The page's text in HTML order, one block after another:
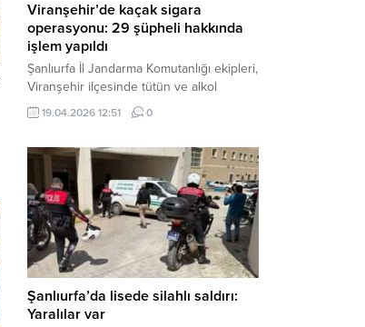
Viranşehir’de kaçak sigara
operasyonu: 29 şüpheli hakkında
işlem yapıldı
Şanlıurfa İl Jandarma Komutanlığı ekipleri,
Viranşehir ilçesinde tütün ve alkol
kaçakçılığına yönelik yürüttüğü kapsamlı
çalışmalar neticesinde binlerce paket
Operasyon kapsamında çok sayıda şahıs
hakkında adli süreç başlatıldı. Haber
Merkezi – Şanlıurfa Valiliği bünyesinde İl
Jandarma Komutanlığı tarafından
gerçekleştirilen “Tütün ve Alkol
Kaçakçılarına Yönelik Çalışmalar” tüm...
19.04.2026 12:51 0
Şanlıurfa’da lisede silahlı saldırı:
Yaralılar var